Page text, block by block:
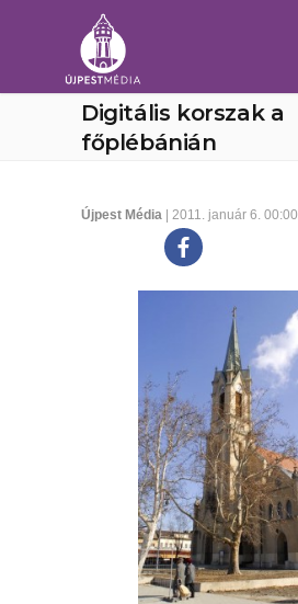
Digitális korszak a
főplébánián
Újpest Média | 2011. január 6. 00:00